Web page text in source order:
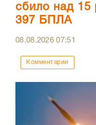
сбило над 15
397 БПЛА
08.08.202607:51
Комментарии